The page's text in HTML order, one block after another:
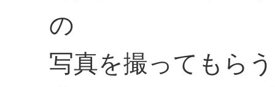
の
写真を撮ってもら